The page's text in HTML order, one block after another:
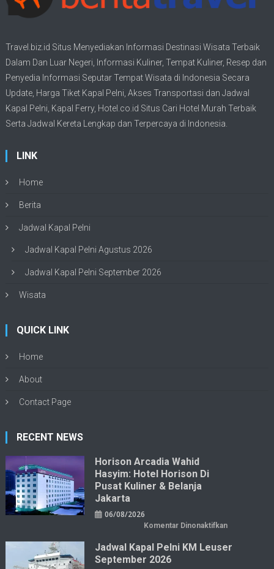
Travel.biz.id Situs Menyediakan Informasi Destinasi Wisata Terbaik
Dalam Dan Luar Negeri, Informasi Kuliner, Tempat Kuliner, Resep dan
Penyedia Informasi Seputar TempatWisata di Indonesia Secara
Update, Harga Tiket Kapal Pelni, Akses Transportasi danJadwal
Kapal Pelni, Kapal Ferry, Hotel.co.id Situs Cari Hotel Murah Terbaik
Serta Jadwal Kereta Lengkap dan Terpercaya di Indonesia.
LINK
Home
Berita
Jadwal Kapal Pelni
Jadwal Kapal Pelni Agustus 2026
Jadwal Kapal Pelni September 2026
Wisata
QUICK LINK
Home
About
Contact Page
RECENT NEWS
Horison Arcadia Wahid
Hasyim: Hotel Horison Di
Pusat Kuliner & Belanja
Jakarta
06/08/2026
Komentar Dinonaktifkanpada
Wahid
Jadwal Kapal Pelni KM Leuser
September 2026